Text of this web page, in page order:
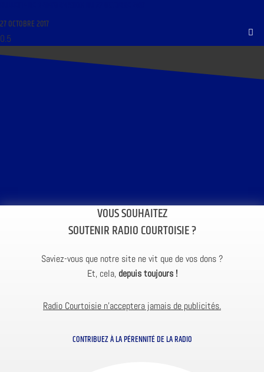
27 OCTOBRE 2017
VOUS SOUHAITEZ
SOUTENIR RADIO COURTOISIE ?
Saviez-vous que notre site ne vit que de vos dons ?
Et, cela, depuis toujours !
Radio Courtoisie n’acceptera jamais de publicités.
CONTRIBUEZ À LA PÉRENNITÉ DE LA RADIO